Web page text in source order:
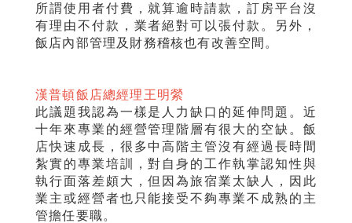
所謂使用者付費，就算逾時請款，訂房平台沒
有理由不付款，業者絕對可以張付款。另外，
飯店內部管理及財務稽核也有改善空間。
漢普頓飯店總經理王明縈
此議題我認為一樣是人力缺口的延伸問題。近
十年來專業的經營管理階層有很大的空缺。飯
店快速成長，很多中高階主管沒有經過長時間
紮實的專業培訓，對自身的工作執掌認知性與
執行面落差頗大，但因為旅宿業太缺人，因此
業主或經營者也只能接受不夠專業不成熟的主
管擔任要職。